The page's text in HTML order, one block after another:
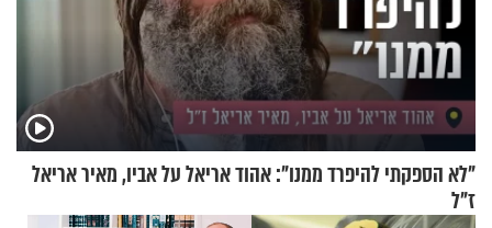
"לא הספקתי להיפרד ממנו": אהוד אריאל על אביו, מאיר אריאל
ז"ל